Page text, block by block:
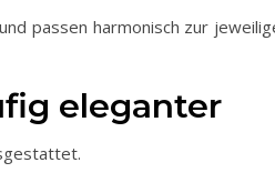
passen harmonisch zur
eleganter